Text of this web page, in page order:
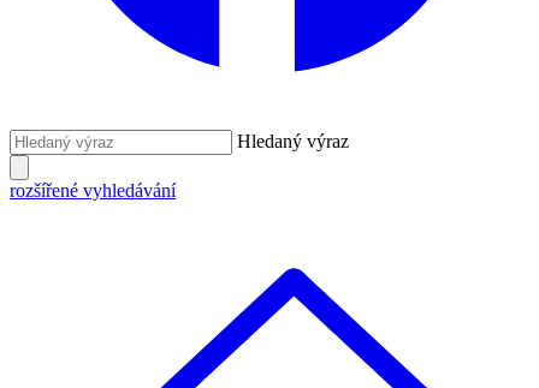
Hledaný výraz
rozšířené vyhledávání